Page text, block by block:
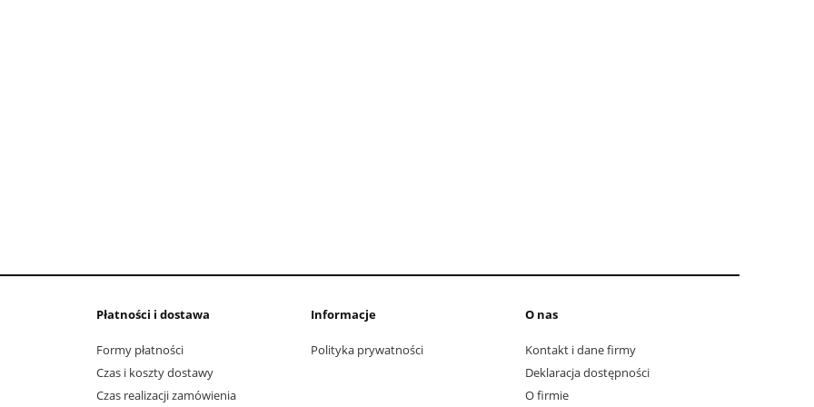
Płatności i dostawa
Formy płatności
Czas i koszty dostawy
Czas realizacji zamówienia
Informacje
Polityka prywatności
O nas
Kontakt i dane firmy
Deklaracja dostępności
O firmie